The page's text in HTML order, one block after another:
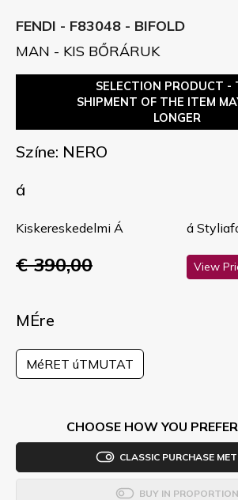
FENDI - F83048 - BIFOLD
MAN - KIS BŐRÁRUK
SELECTION PRODUCT -
SHIPMENT OF THE ITEM
LONGER
Színe: NERO
á
Kiskereskedelmi Á
€ 390,00
á
View
MÉre
MéRET úTMUTAT
CHOOSE HOW YOU
CLASSIC PURCHASE
BUY IN PROPORTION